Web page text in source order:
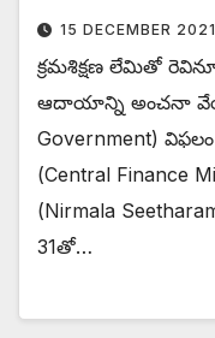
15 DECEMBER 2021
క్రమశిక్షణ లేమితో
ఆదాయాన్ని అంచనా
Government) విఫలం
(Central Finance
(Nirmala
31తో…